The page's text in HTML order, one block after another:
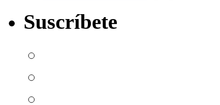
Suscríbete